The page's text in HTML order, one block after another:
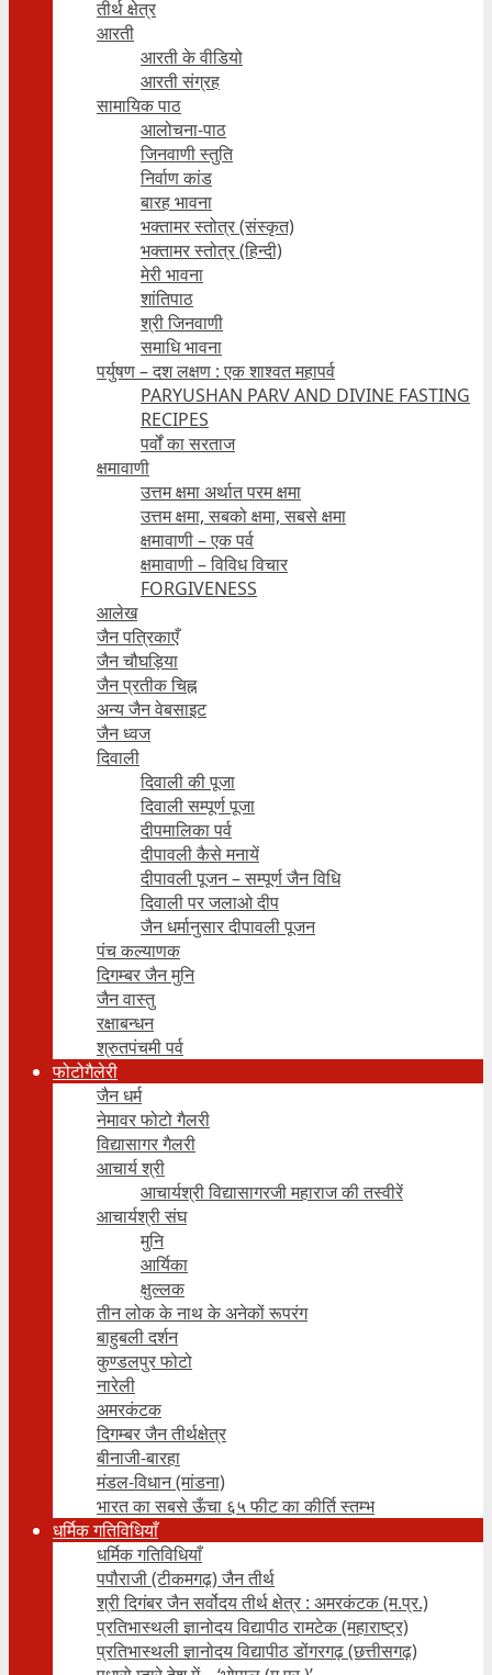
तीर्थ क्षेत्र
आरती
आरती के वीडियो
आरती संग्रह
सामायिक पाठ
आलोचना-पाठ
जिनवाणी स्तुति
निर्वाण कांड
बारह भावना
भक्तामर स्तोत्र (संस्कृत)
भक्तामर स्तोत्र (हिन्दी)
मेरी भावना
शांतिपाठ
श्री जिनवाणी
समाधि भावना
पर्युषण – दश लक्षण : एक शाश्वत महापर्व
PARYUSHAN PARV AND DIVINE FASTING
RECIPES
पर्वों का सरताज
क्षमावाणी
उत्तम क्षमा अर्थात परम क्षमा
उत्तम क्षमा, सबको क्षमा, सबसे क्षमा
क्षमावाणी – एक पर्व
क्षमावाणी – विविध विचार
FORGIVENESS
आलेख
जैन पत्रिकाएँ
जैन चौघड़िया
जैन प्रतीक चिह्न
अन्य जैन वेबसाइट
जैन ध्वज
दिवाली
दिवाली की पूजा
दिवाली सम्पूर्ण पूजा
दीपमालिका पर्व
दीपावली कैसे मनायें
दीपावली पूजन – सम्पूर्ण जैन विधि
दिवाली पर जलाओ दीप
जैन धर्मानुसार दीपावली पूजन
पंच कल्याणक
दिगम्बर जैन मुनि
जैन वास्तु
रक्षाबन्धन
श्रुतपंचमी पर्व
फोटोगैलेरी
जैन धर्म
नेमावर फोटो गैलरी
विद्यासागर गैलरी
आचार्य श्री
आचार्यश्री विद्यासागरजी महाराज की तस्वीरें
आचार्यश्री संघ
मुनि
आर्यिका
क्षुल्लक
तीन लोक के नाथ के अनेकों रूपरंग
बाहुबली दर्शन
कुण्डलपुर फोटो
नारेली
अमरकंटक
दिगम्बर जैन तीर्थक्षेत्र
बीनाजी-बारहा
मंडल-विधान (मांडना)
भारत का सबसे ऊँचा ६५ फीट का कीर्ति स्तम्भ
धर्मिक गतिविधियाँ
धर्मिक गतिविधियाँ
पपौराजी (टीकमगढ़) जैन तीर्थ
श्री दिगंबर जैन सर्वोदय तीर्थ क्षेत्र : अमरकंटक (म.प्र.)
प्रतिभास्थली ज्ञानोदय विद्यापीठ रामटेक (महाराष्ट्र)
प्रतिभास्थली ज्ञानोदय विद्यापीठ डोंगरगढ़ (छत्तीसगढ़)